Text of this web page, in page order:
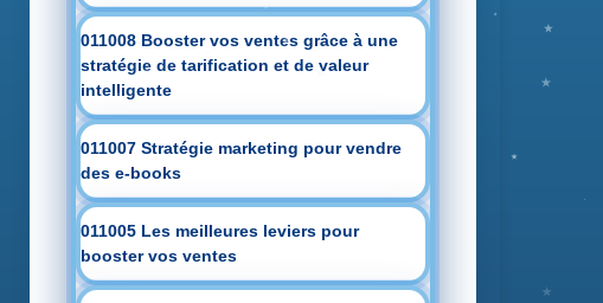
011008 Booster vos ventes grâce à une
stratégie de tarification et de valeur
intelligente
011007 Stratégie marketing pour vendre
des e-books
011005 Les meilleures leviers pour
booster vos ventes